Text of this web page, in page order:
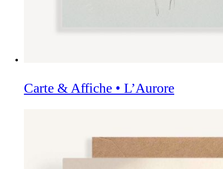
Carte & Affiche • L’Aurore